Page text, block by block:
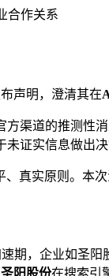
合作关系
声明，澄清其在
渠道的推测性
证实信息做出决
、真实原则。本
期，企业如圣阳